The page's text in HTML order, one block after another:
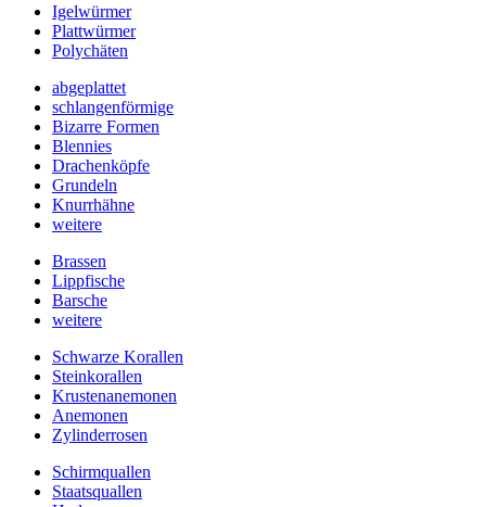
Igelwürmer
Plattwürmer
Polychäten
abgeplattet
schlangenförmige
Bizarre Formen
Blennies
Drachenköpfe
Grundeln
Knurrhähne
weitere
Brassen
Lippfische
Barsche
weitere
Schwarze Korallen
Steinkorallen
Krustenanemonen
Anemonen
Zylinderrosen
Schirmquallen
Staatsquallen